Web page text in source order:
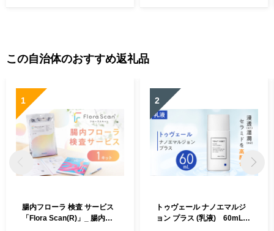
この自治体のおすすめ返礼品
1
腸内フローラ 検査 サービス
「Flora Scan(R)」_ 腸内フ
2
トゥヴェール ナノエマルジ
ョン プラス (乳液) 60mL_